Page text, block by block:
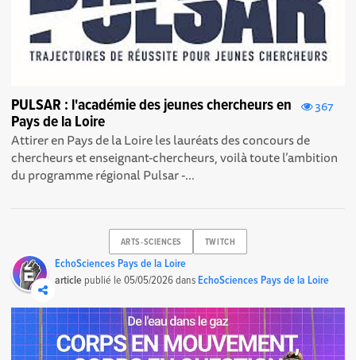
367
PULSAR : l'académie des jeunes chercheurs en
Pays de la Loire
Attirer en Pays de la Loire les lauréats des concours de
chercheurs et enseignant-chercheurs, voilà toute l’ambition
du programme régional Pulsar -...
ARTS-SCIENCES TWITCH
EchoSciences Pays de la Loire
article publié le05/05/2026dansEchoSciences Pays de la Loire